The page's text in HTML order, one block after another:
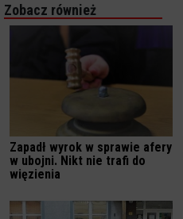
Zobacz również
Zapadł wyrok w sprawie afery
w ubojni. Nikt nie trafi do
więzienia